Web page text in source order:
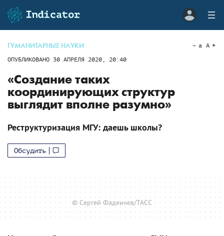
ГУМАНИТАРНЫЕ НАУКИ
ОПУБЛИКОВАНО 30 АПРЕЛЯ 2020, 20:40
a A
«Создание таких
координирующих структур
выглядит вполне разумно»
Реструктуризация МГУ: даешь школы?
Обсудить
© Сергей Фадеичев/ТАСС